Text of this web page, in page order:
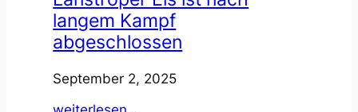
langem Kampf
abgeschlossen
September 2, 2025